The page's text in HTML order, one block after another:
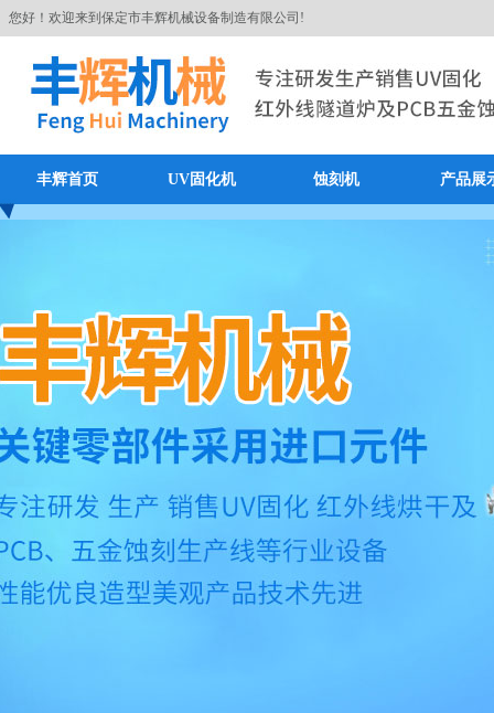
您好！欢迎来到保定市丰辉机械设备制造有限公司!
丰辉首页 UV固化机 蚀刻机 产品展